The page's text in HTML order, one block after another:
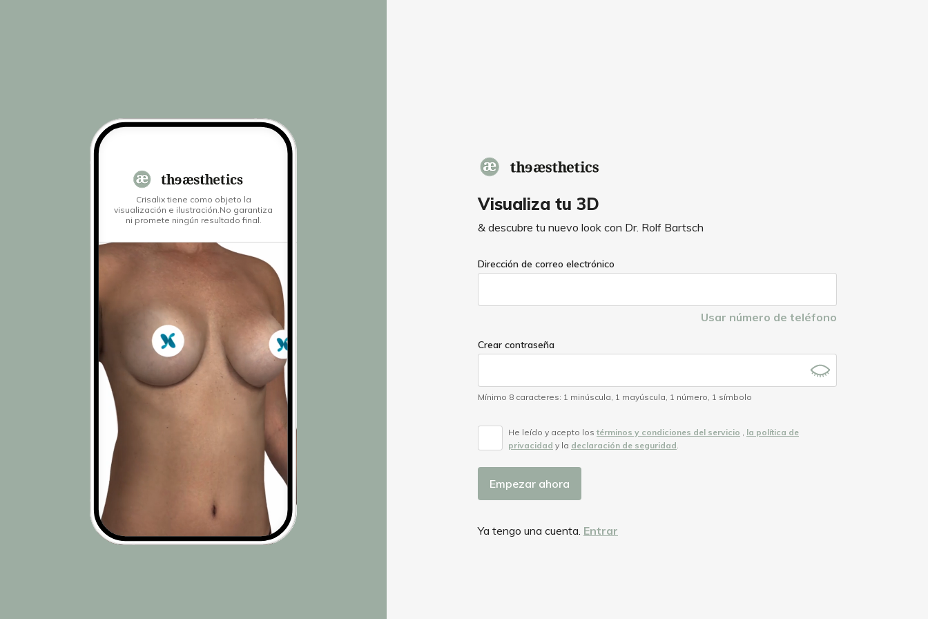
Crisalix tiene como objeto la
visualización e ilustración.No garantiza
ni promete ningún resultado final.
Visualiza tu 3D
& descubre tu nuevo look con Dr. Rolf Bartsch
If
a
ignore
this
Dirección de correo electrónico
Usar número de teléfono
Crear contraseña
Mínimo 8 caracteres: 1 minúscula, 1 mayúscula, 1 número, 1 símbolo
He leído y acepto los términos y condiciones del servicio , la política de
privacidad y la declaración de seguridad.
Empezar ahora
Ya tengo una cuenta. Entrar